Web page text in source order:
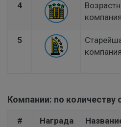
4
компания
5
компания
Компании: по количеству
# Награда